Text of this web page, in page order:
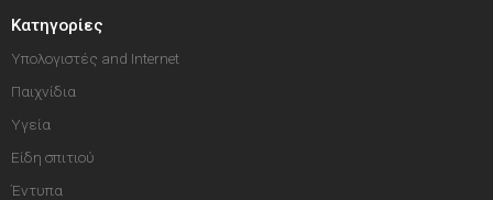
Κατηγορίες
Υπολογιστές and Internet
Παιχνίδια
Υγεία
Είδη σπιτιού
Έντυπα